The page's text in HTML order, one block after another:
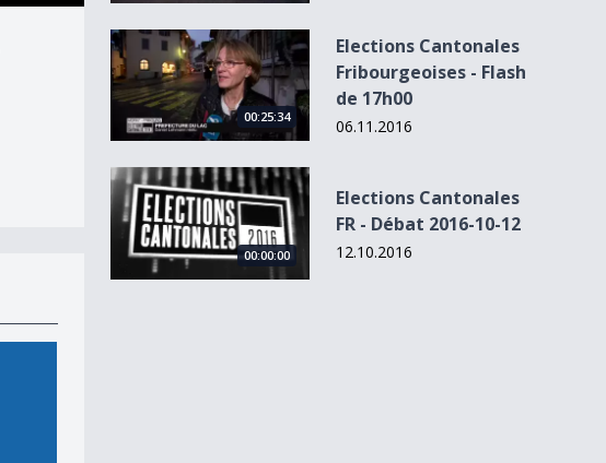
Elections Cantonales Fribourgeoises - Flash de 17h00
00:25:34
Elections Cantonales
Fribourgeoises - Flash
de 17h00
06.11.2016
Elections Cantonales FR - Débat 2016-10-12
00:00:00
Elections Cantonales
FR - Débat 2016-10-12
12.10.2016